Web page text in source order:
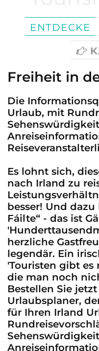
ENTDECKE
Freiheit in
Die
Urlaub, mit
Es lohnt sich,
nach Irland zu
besser! Und dazu
Fáilte“ - das ist
herzliche
legendär. Ein
'Touristen gibt es
die man noch
Bestellen Sie
Urlaubsplaner,
für Ihren Irland